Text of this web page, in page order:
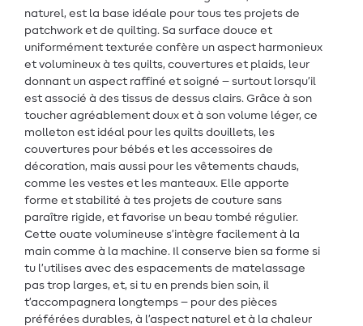
naturel, est la base idéale pour tous tes projets de
patchwork et de quilting. Sa surface douce et
uniformément texturée confère un aspect harmonieux
et volumineux à tes quilts, couvertures et plaids, leur
donnant un aspect raffiné et soigné – surtout lorsqu’il
est associé à des tissus de dessus clairs. Grâce à son
toucher agréablement doux et à son volume léger, ce
molleton est idéal pour les quilts douillets, les
couvertures pour bébés et les accessoires de
décoration, mais aussi pour les vêtements chauds,
comme les vestes et les manteaux. Elle apporte
forme et stabilité à tes projets de couture sans
paraître rigide, et favorise un beau tombé régulier.
Cette ouate volumineuse s’intègre facilement à la
main comme à la machine. Il conserve bien sa forme si
tu l’utilises avec des espacements de matelassage
pas trop larges, et, si tu en prends bien soin, il
t’accompagnera longtemps – pour des pièces
préférées durables, à l’aspect naturel et à la chaleur